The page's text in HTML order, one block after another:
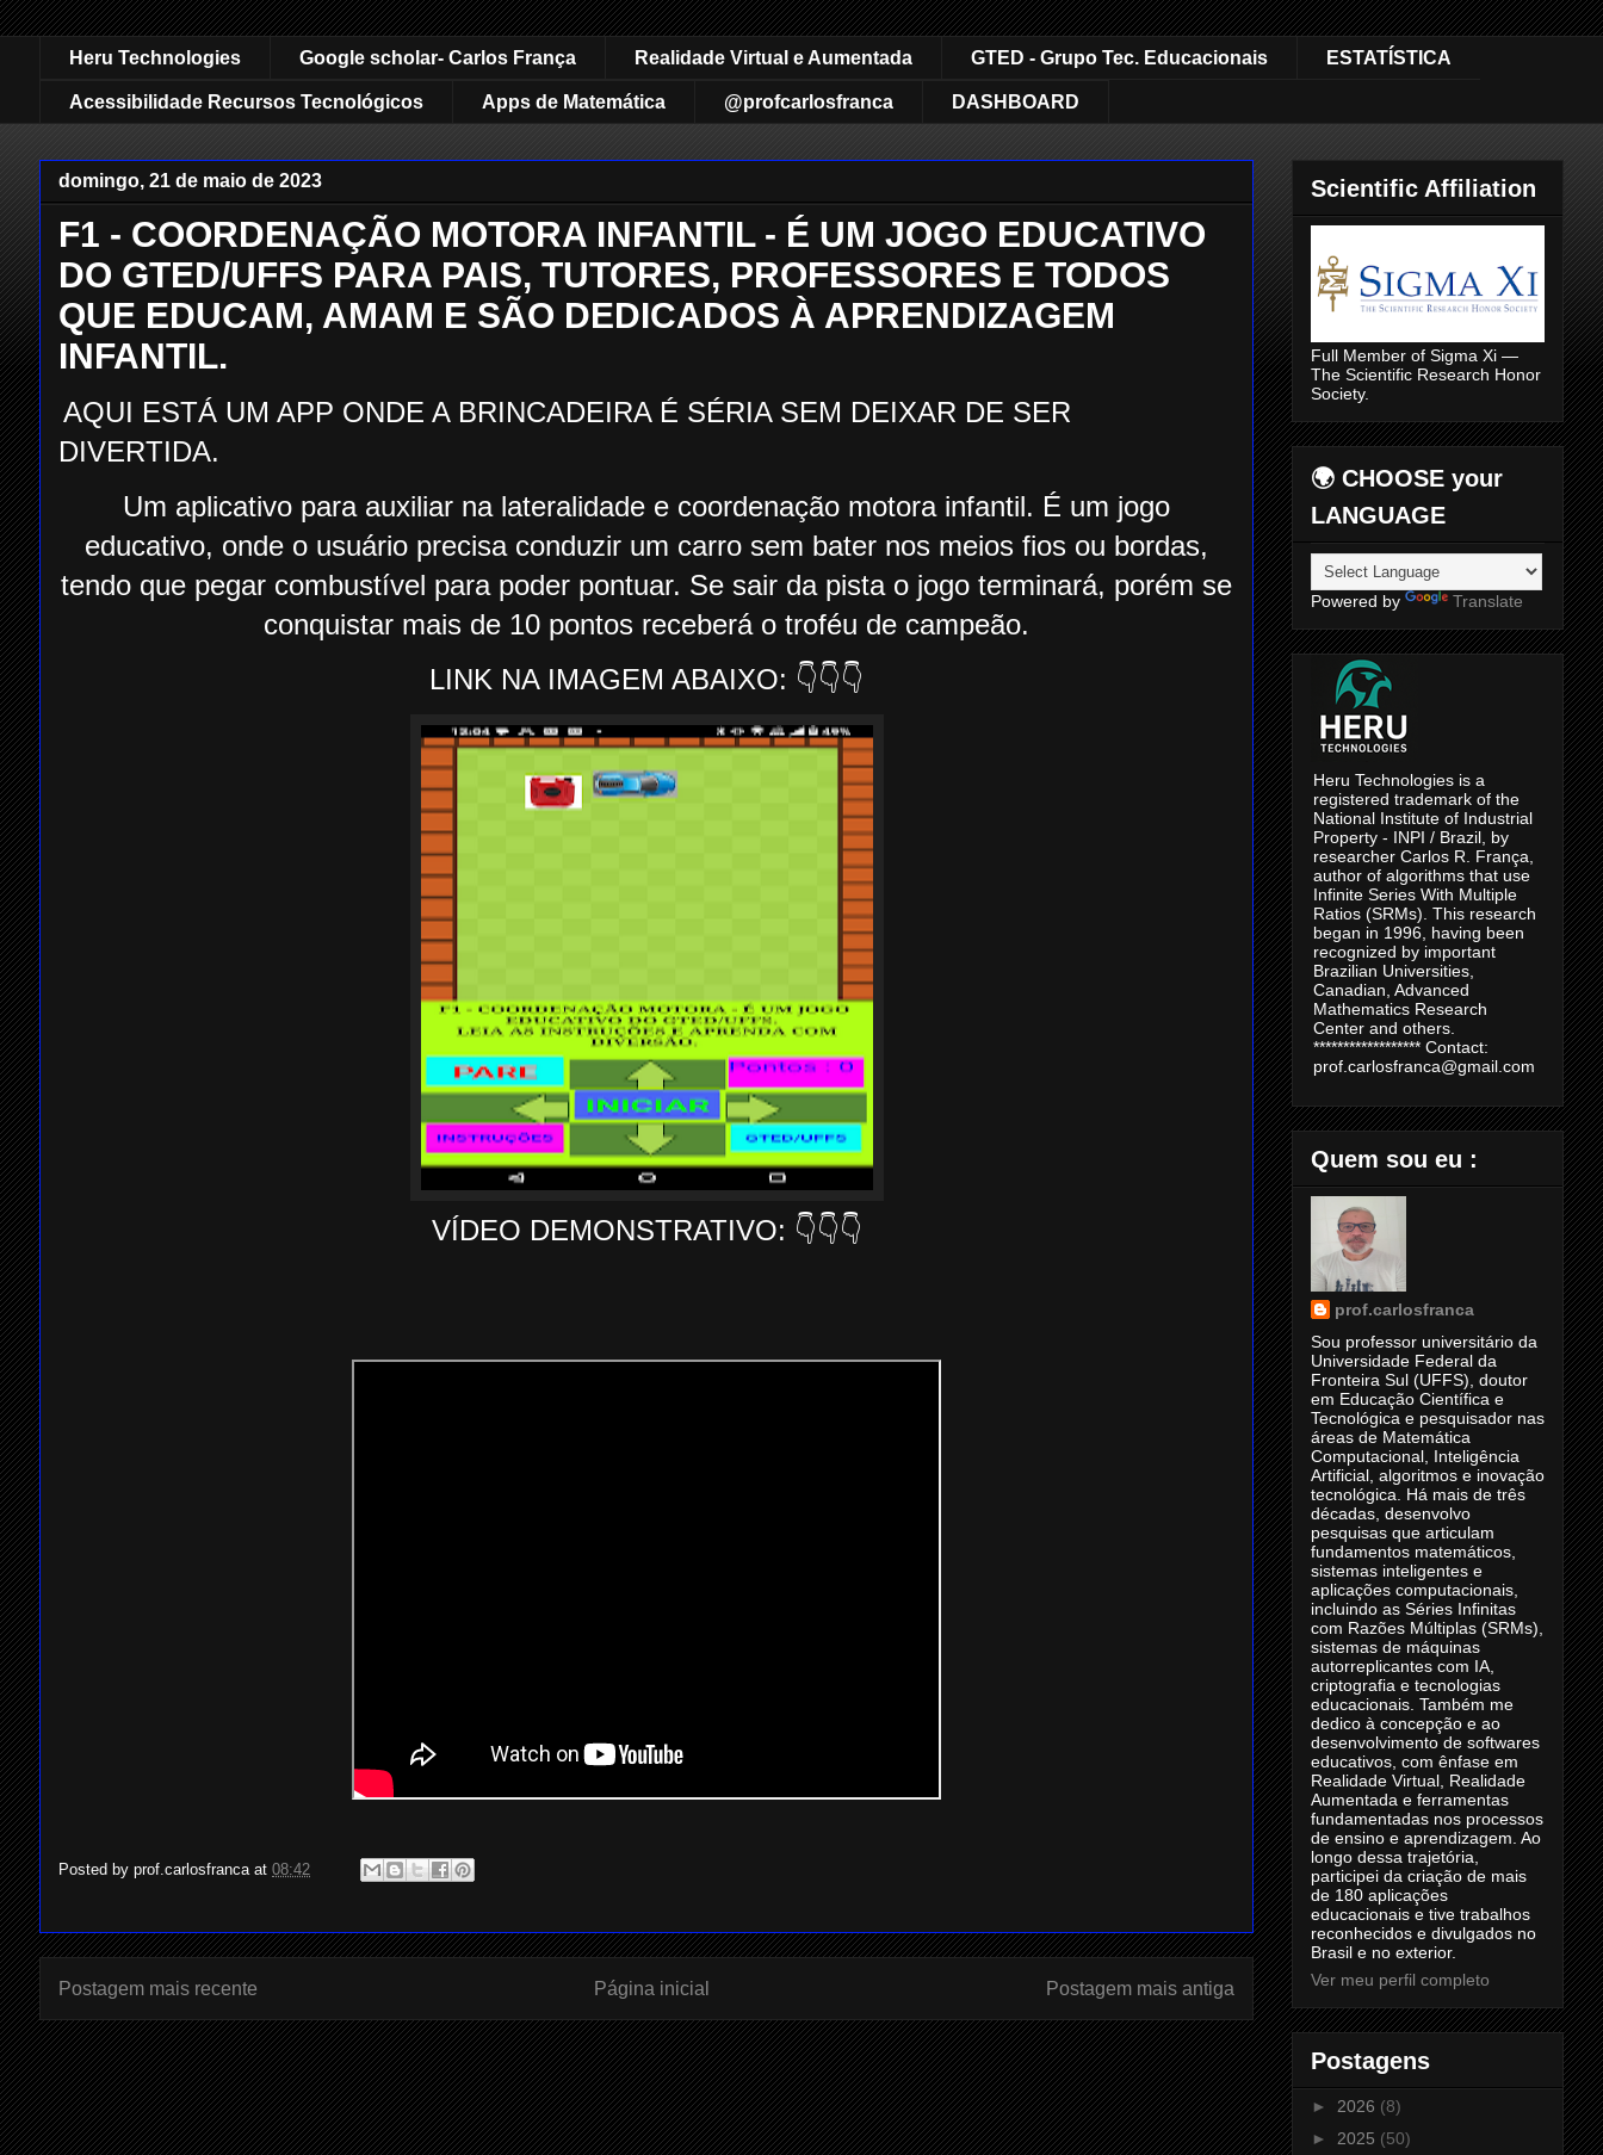
Heru Technologies Google scholar- Carlos França Realidade Virtual e Aumentada GTED - Grupo Tec. Educacionais ESTATÍSTICA
Acessibilidade Recursos Tecnológicos Apps de Matemática @profcarlosfranca DASHBOARD
domingo, 21 de maio de 2023
F1 - COORDENAÇÃO MOTORA INFANTIL - É UM JOGO EDUCATIVO
DO GTED/UFFS PARA PAIS, TUTORES, PROFESSORES E TODOS
QUE EDUCAM, AMAM E SÃO DEDICADOS À APRENDIZAGEM
INFANTIL.
AQUI ESTÁ UM APP ONDE A BRINCADEIRA É SÉRIA SEM DEIXAR DE SER
DIVERTIDA.
Um aplicativo para auxiliar na lateralidade e coordenação motora infantil. É um jogo
educativo, onde o usuário precisa conduzir um carro sem bater nos meios fios ou bordas,
tendo que pegar combustível para poder pontuar. Se sair da pista o jogo terminará, porém se
conquistar mais de 10 pontos receberá o troféu de campeão.
LINK NA IMAGEM ABAIXO: 👇👇👇
VÍDEO DEMONSTRATIVO: 👇👇👇
Posted by prof.carlosfranca at 08:42
Postagem mais recente Postagem mais antiga
Página inicial
Scientific Affiliation
Full Member of Sigma Xi —
The Scientific Research Honor
Society.
🌍 CHOOSE your
LANGUAGE
Powered by Translate
Heru Technologies is a
registered trademark of the
National Institute of Industrial
Property - INPI / Brazil, by
researcher Carlos R. França,
author of algorithms that use
Infinite Series With Multiple
Ratios (SRMs). This research
began in 1996, having been
recognized by important
Brazilian Universities,
Canadian, Advanced
Mathematics Research
Center and others.
****************** Contact:
prof.carlosfranca@gmail.com
Quem sou eu :
prof.carlosfranca
Sou professor universitário da
Universidade Federal da
Fronteira Sul (UFFS), doutor
em Educação Científica e
Tecnológica e pesquisador nas
áreas de Matemática
Computacional, Inteligência
Artificial, algoritmos e inovação
tecnológica. Há mais de três
décadas, desenvolvo
pesquisas que articulam
fundamentos matemáticos,
sistemas inteligentes e
aplicações computacionais,
incluindo as Séries Infinitas
com Razões Múltiplas (SRMs),
sistemas de máquinas
autorreplicantes com IA,
criptografia e tecnologias
educacionais. Também me
dedico à concepção e ao
desenvolvimento de softwares
educativos, com ênfase em
Realidade Virtual, Realidade
Aumentada e ferramentas
fundamentadas nos processos
de ensino e aprendizagem. Ao
longo dessa trajetória,
participei da criação de mais
de 180 aplicações
educacionais e tive trabalhos
reconhecidos e divulgados no
Brasil e no exterior.
Ver meu perfil completo
Postagens
► 2026 (8)
► 2025 (50)